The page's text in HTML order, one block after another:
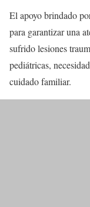
El apoyo brindado
para garantizar una
sufrido lesiones
pediátricas,
cuidado familiar.